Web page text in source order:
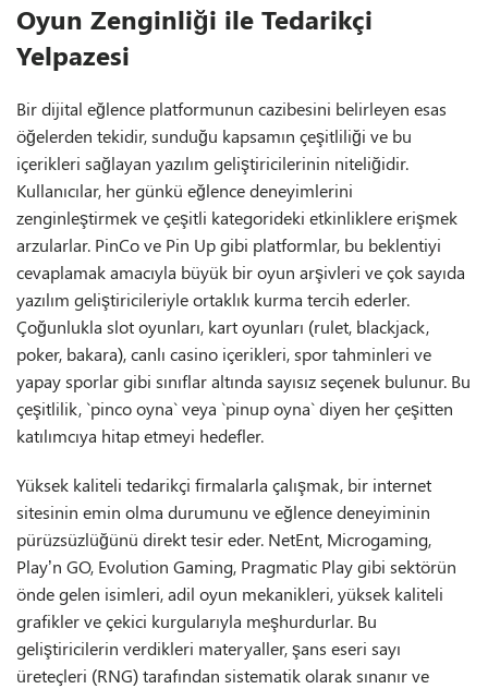
Oyun Zenginliği ile Tedarikçi
Yelpazesi
Bir dijital eğlence platformunun cazibesini belirleyen esas
öğelerden tekidir, sunduğu kapsamın çeşitliliği ve bu
içerikleri sağlayan yazılım geliştiricilerinin niteliğidir.
Kullanıcılar, her günkü eğlence deneyimlerini
zenginleştirmek ve çeşitli kategorideki etkinliklere erişmek
arzularlar. PinCo ve Pin Up gibi platformlar, bu beklentiyi
cevaplamak amacıyla büyük bir oyun arşivleri ve çok sayıda
yazılım geliştiricileriyle ortaklık kurma tercih ederler.
Çoğunlukla slot oyunları, kart oyunları (rulet, blackjack,
poker, bakara), canlı casino içerikleri, spor tahminleri ve
yapay sporlar gibi sınıflar altında sayısız seçenek bulunur. Bu
çeşitlilik, `pinco oyna` veya `pinup oyna` diyen her çeşitten
katılımcıya hitap etmeyi hedefler.
Yüksek kaliteli tedarikçi firmalarla çalışmak, bir internet
sitesinin emin olma durumunu ve eğlence deneyiminin
pürüzsüzlüğünü direkt tesir eder. NetEnt, Microgaming,
Play’n GO, Evolution Gaming, Pragmatic Play gibi sektörün
önde gelen isimleri, adil oyun mekanikleri, yüksek kaliteli
grafikler ve çekici kurgularıyla meşhurdurlar. Bu
geliştiricilerin verdikleri materyaller, şans eseri sayı
üreteçleri (RNG) tarafından sistematik olarak sınanır ve